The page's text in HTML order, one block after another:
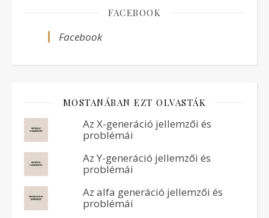
FACEBOOK
Facebook
MOSTANÁBAN EZT OLVASTÁK
Az X-generáció jellemzői és
problémái
Az Y-generáció jellemzői és
problémái
Az alfa generáció jellemzői és
problémái